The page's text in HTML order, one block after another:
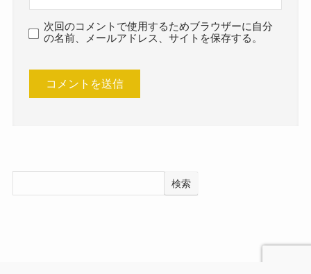
次回のコメントで使用するためブラウザーに自分
の名前、メールアドレス、サイトを保存する。
検索